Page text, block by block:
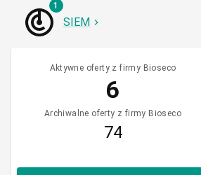
1
SIEM
Aktywne oferty z firmy Bioseco
6
Archiwalne oferty z firmy Bioseco
74